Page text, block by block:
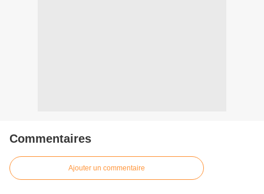
Commentaires
Ajouter un commentaire